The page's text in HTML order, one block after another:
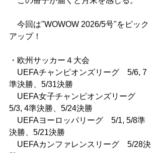
今回は"WOWOW 2026/5号"をピック
アップ！
・欧州サッカー４大会
UEFAチャンピオンズリーグ　5/6, 7
準決勝、5/31決勝
UEFA女子チャンピオンズリーグ
5/3, 4準決勝、5/24決勝
UEFAヨーロッパリーグ　5/1, 5/8準
決勝、5/21決勝
UEFAカンファレンスリーグ　5/28決